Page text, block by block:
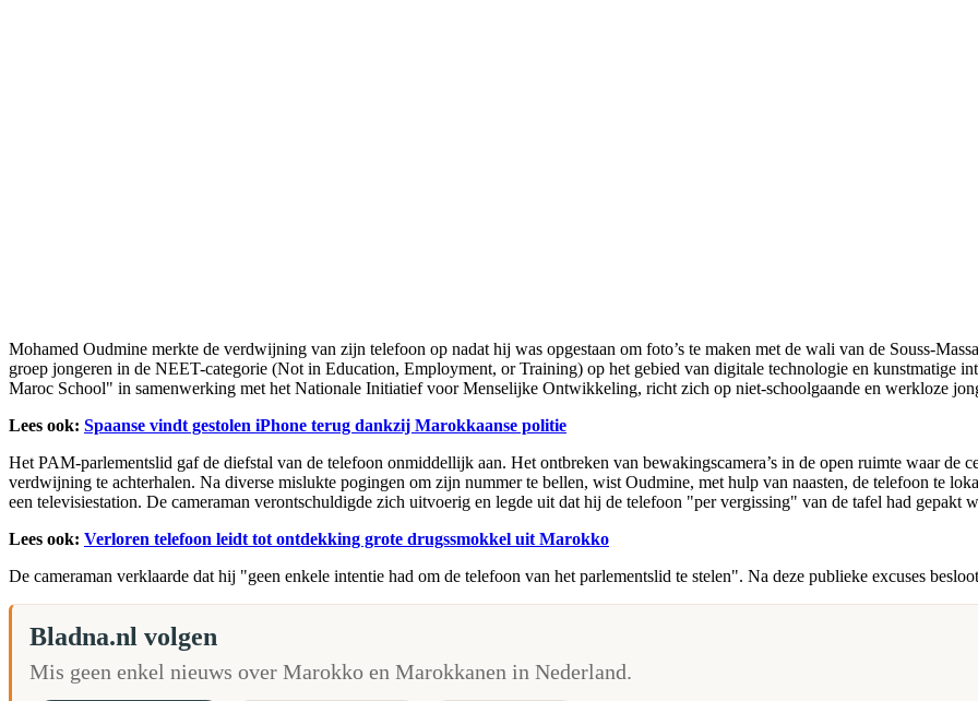
Mohamed Oudmine merkte de verdwijning van zijn telefoon op nadat hij was opgestaan om foto’s te maken met de wali van de Souss-
groep jongeren in de NEET-categorie (Not in Education, Employment, or Training) op het gebied van digitale technologie en kunstmatige
Maroc School" in samenwerking met het Nationale Initiatief voor Menselijke Ontwikkeling, richt zich op niet-schoolgaande en werkloze
Lees ook: Spaanse vindt gestolen iPhone terug dankzij Marokkaanse politie
Het PAM-parlementslid gaf de diefstal van de telefoon onmiddellijk aan. Het ontbreken van bewakingscamera’s in de open ruimte waar de
verdwijning te achterhalen. Na diverse mislukte pogingen om zijn nummer te bellen, wist Oudmine, met hulp van naasten, de telefoon te
een televisiestation. De cameraman verontschuldigde zich uitvoerig en legde uit dat hij de telefoon "per vergissing" van de tafel had gepakt
Lees ook: Verloren telefoon leidt tot ontdekking grote drugssmokkel uit Marokko
De cameraman verklaarde dat hij "geen enkele intentie had om de telefoon van het parlementslid te stelen". Na deze publieke excuses
Bladna.nl volgen
Mis geen enkel nieuws over Marokko en Marokkanen in Nederland.